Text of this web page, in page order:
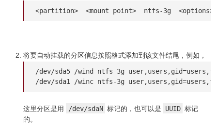
<partition>  <mount point>  ntfs-3g
将要自动挂载的分区信息按照格式添加到该文件结尾，例如，
/dev/sda5 /wind ntfs-3g
/dev/sda1 /winc ntfs-3g
这里分区是用 /dev/sdaN 标记的，也可以是 UUID 标记
的。